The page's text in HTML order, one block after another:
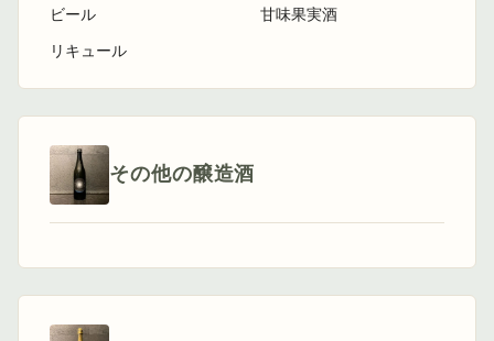
ビール
リキュール
甘味果実酒
その他の醸造酒